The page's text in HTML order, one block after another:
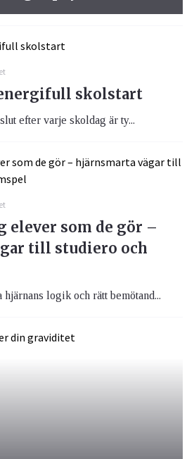
skolstart
efter varje skoldag är ty...
elever som de gör –
till studiero och
logik och rätt bemötand...